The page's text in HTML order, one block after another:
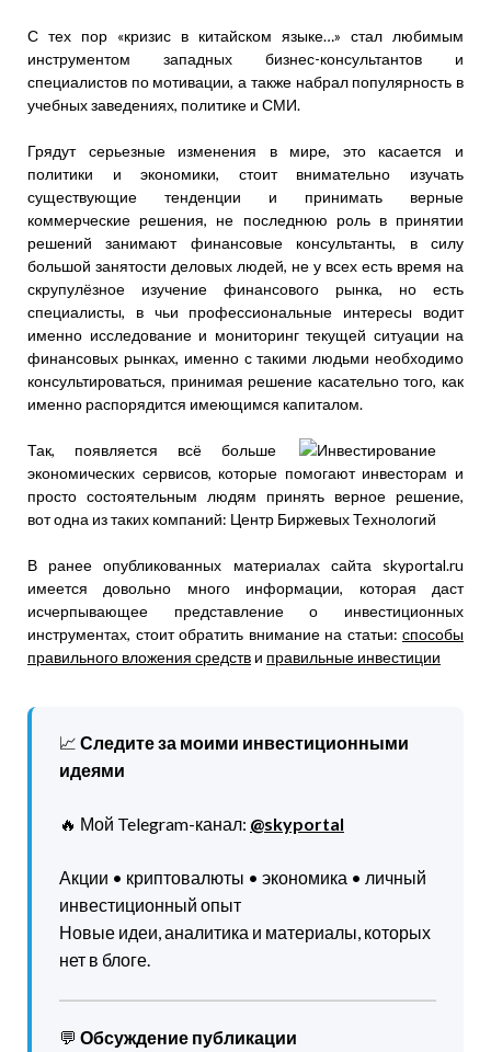
С тех пор «кризис в китайском языке…» стал любимым
инструментом западных бизнес-консультантов и
специалистов по мотивации, а также набрал популярность в
учебных заведениях, политике и СМИ.
Грядут серьезные изменения в мире, это касается и
политики и экономики, стоит внимательно изучать
существующие тенденции и принимать верные
коммерческие решения, не последнюю роль в принятии
решений занимают финансовые консультанты, в силу
большой занятости деловых людей, не у всех есть время на
скрупулёзное изучение финансового рынка, но есть
специалисты, в чьи профессиональные интересы водит
именно исследование и мониторинг текущей ситуации на
финансовых рынках, именно с такими людьми необходимо
консультироваться, принимая решение касательно того, как
именно распорядится имеющимся капиталом.
Так, появляется всё больше
экономических сервисов, которые помогают инвесторам и
просто состоятельным людям принять верное решение,
вот одна из таких компаний: Центр Биржевых Технологий
В ранее опубликованных материалах сайта skyportal.ru
имеется довольно много информации, которая даст
исчерпывающее представление о инвестиционных
инструментах, стоит обратить внимание на статьи: способы
правильного вложения средств и правильные инвестиции
📈 Следите за моими инвестиционными
идеями
🔥 Мой Telegram-канал: @skyportal
Акции • криптовалюты • экономика • личный
инвестиционный опыт
Новые идеи, аналитика и материалы, которых
нет в блоге.
💬 Обсуждение публикации